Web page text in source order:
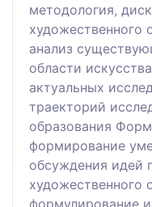
методология,
художественного
анализ
области
актуальных
траекторий
образования
формирование
обсуждения идей
художественного